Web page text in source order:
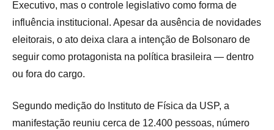
Executivo, mas o controle legislativo como forma de
influência institucional. Apesar da ausência de novidades
eleitorais, o ato deixa clara a intenção de Bolsonaro de
seguir como protagonista na política brasileira — dentro
ou fora do cargo.
Segundo medição do Instituto de Física da USP, a
manifestação reuniu cerca de 12.400 pessoas, número